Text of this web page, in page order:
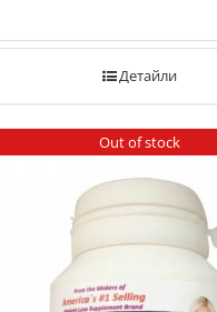
Детайли
Out of stock